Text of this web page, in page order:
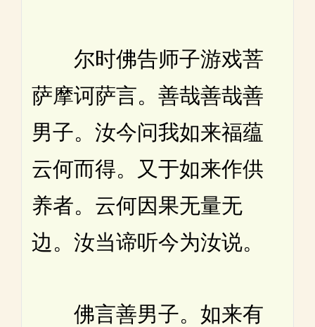
尔时佛告师子游戏菩
萨摩诃萨言。善哉善哉善
男子。汝今问我如来福蕴
云何而得。又于如来作供
养者。云何因果无量无
边。汝当谛听今为汝说。
佛言善男子。如来有